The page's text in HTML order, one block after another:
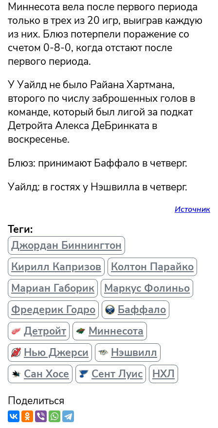
Миннесота вела после первого периода
только в трех из 20 игр, выиграв каждую
из них. Блюз потерпели поражение со
счетом 0-8-0, когда отстают после
первого периода.
У Уайлд не было Райана Хартмана,
второго по числу заброшенных голов в
команде, который был лигой за подкат
Детройта Алекса ДеБринката в
воскресенье.
Блюз: принимают Баффало в четверг.
Уайлд: в гостях у Нэшвилла в четверг.
Источник
Теги:
Джордан Биннингтон
Кирилл Капризов
Колтон Парайко
Мариан Габорик
Маркус Фолиньо
Фредерик Годро
Баффало
Детройт
Миннесота
Нью Джерси
Нэшвилл
Сан Хосе
Сент Луис
НХЛ
Поделиться